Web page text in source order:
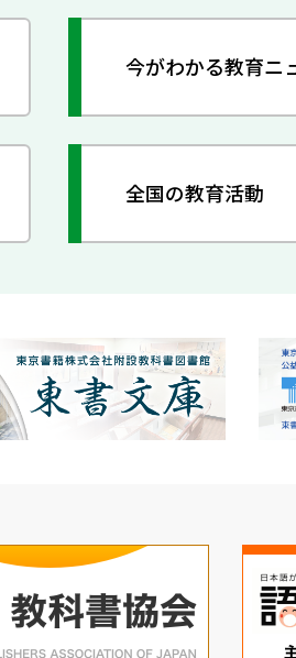
今がわかる教育ニ
全国の教育活動